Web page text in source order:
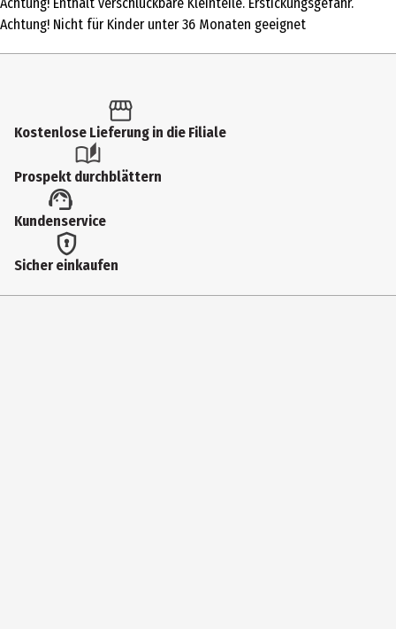
Produkttyp
Altersempfehlung bis
Artikelnummer des Herstellers
6067289
Zielgruppe
Achtung! Nicht für Kinder unter 36 Monaten geeignet
Kostenlose Lieferung in die Filiale
Prospekt durchblättern
Kundenservice
Sicher einkaufen